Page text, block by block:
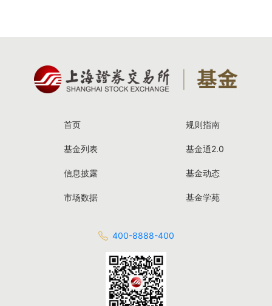
首页
基金列表
信息披露
市场数据
规则指南
基金通2.0
基金动态
基金学苑
400-8888-400